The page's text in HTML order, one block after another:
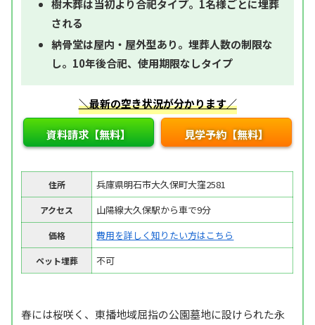
樹木葬は当初より合祀タイプ。1名様ごとに埋葬
される
納骨堂は屋内・屋外型あり。埋葬人数の制限な
し。10年後合祀、使用期限なしタイプ
＼最新の空き状況が分かります／
資料請求【無料】 見学予約【無料】
住所 兵庫県明石市大久保町大窪2581
アクセス 山陽線大久保駅から車で9分
価格 費用を詳しく知りたい方はこちら
ペット埋葬 不可
春には桜咲く、東播地域屈指の公園墓地に設けられた永